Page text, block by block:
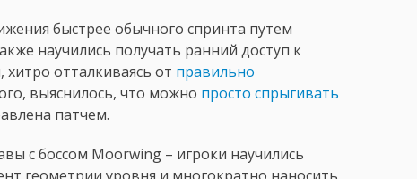
быстрее обычного спринта путем
научились получать ранний доступ к
отталкиваясь от правильно
выяснилось, что можно просто спрыгивать
патчем.
с боссом Moorwing – игроки научились